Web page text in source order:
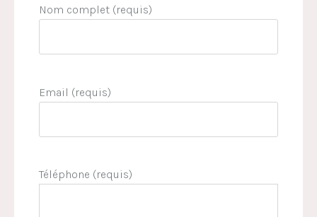
Nom complet (requis)
Email (requis)
Téléphone (requis)